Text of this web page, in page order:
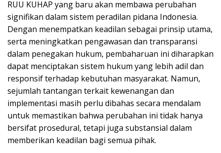
RUU KUHAP yang baru akan membawa perubahan
signifikan dalam sistem peradilan pidana Indonesia.
Dengan menempatkan keadilan sebagai prinsip utama,
serta meningkatkan pengawasan dan transparansi
dalam penegakan hukum, pembaharuan ini diharapkan
dapat menciptakan sistem hukum yang lebih adil dan
responsif terhadap kebutuhan masyarakat. Namun,
sejumlah tantangan terkait kewenangan dan
implementasi masih perlu dibahas secara mendalam
untuk memastikan bahwa perubahan ini tidak hanya
bersifat prosedural, tetapi juga substansial dalam
memberikan keadilan bagi semua pihak.